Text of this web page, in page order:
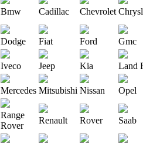
Bmw Cadillac Chevrolet
Dodge Fiat Ford Gmc
Iveco Jeep Kia Land
Mercedes Mitsubishi Nissan Opel
Range
Rover
Renault Rover Saab